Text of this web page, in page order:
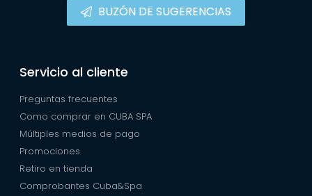
BUZÓN DE SUGERENCIAS
Servicio al cliente
Preguntas frecuentes
Como comprar en CUBA SPA
Múltiples medios de pago
Promociones
Retiro en tienda
Comprobantes Cuba&Spa